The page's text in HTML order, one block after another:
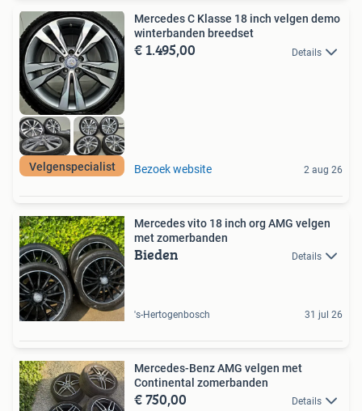
Velgenspecialist
Mercedes C Klasse 18 inch velgen demo
winterbanden breedset
€ 1.495,00 Details
Bezoek website 2 aug 26
Mercedes vito 18 inch org AMG velgen
met zomerbanden
Bieden Details
's-Hertogenbosch 31 jul 26
Mercedes-Benz AMG velgen met
Continental zomerbanden
€ 750,00 Details